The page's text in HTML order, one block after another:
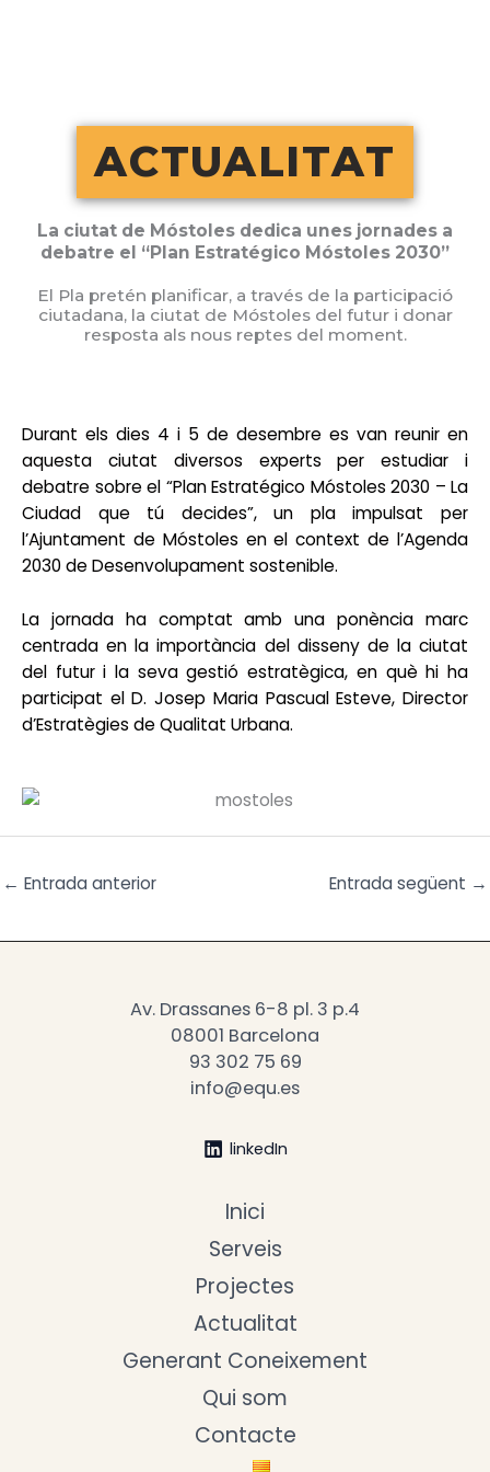
ACTUALITAT
La ciutat de Móstoles dedica unes jornades a
debatre el “Plan Estratégico Móstoles 2030”
El Pla pretén planificar, a través de la participació
ciutadana, la ciutat de Móstoles del futur i donar
resposta als nous reptes del moment.
Durant els dies 4 i 5 de desembre es van reunir en
aquesta ciutat diversos experts per estudiar i
debatre sobre el “Plan Estratégico Móstoles 2030 – La
Ciudad que tú decides”, un pla impulsat per
l’Ajuntament de Móstoles en el context de l’Agenda
2030 de Desenvolupament sostenible.
La jornada ha comptat amb una ponència marc
centrada en la importància del disseny de la ciutat
del futur i la seva gestió estratègica, en què hi ha
participat el D. Josep Maria Pascual Esteve, Director
d’Estratègies de Qualitat Urbana.
← Entrada anterior Entrada següent →
Av. Drassanes 6-8 pl. 3 p.4
08001 Barcelona
93 302 75 69
info@equ.es
linkedIn
Inici
Serveis
Projectes
Actualitat
Generant Coneixement
Qui som
Contacte